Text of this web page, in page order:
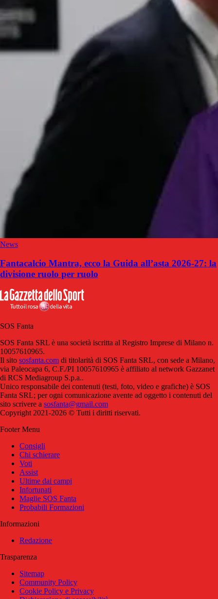
News
Fantacalcio Mantra, ecco la Guida all’asta 2026-27: la
divisione ruolo per ruolo
SOS Fanta
SOS Fanta SRL è una società iscritta al Registro Imprese di Milano n.
10057610965.
Il sito sosfanta.com di titolarità di SOS Fanta SRL, con sede a Milano,
via Paleocapa 6, C.F./PI 10057610965 è affiliato al network Gazzanet
di RCS Mediagroup S.p.a..
Unico responsabile dei contenuti (testi, foto, video e grafiche) è SOS
Fanta SRL; per ogni comunicazione avente ad oggetto i contenuti del
sito scrivere a sosfanta@gmail.com
Copyright 2021-2026 © Tutti i diritti riservati.
Footer Menu
Consigli
Chi schierare
Voti
Assist
Ultime dai campi
Infortunati
Maglie SOS Fanta
Probabili Formazioni
Informazioni
Redazione
Trasparenza
Sitemap
Community Policy
Cookie Policy e Privacy